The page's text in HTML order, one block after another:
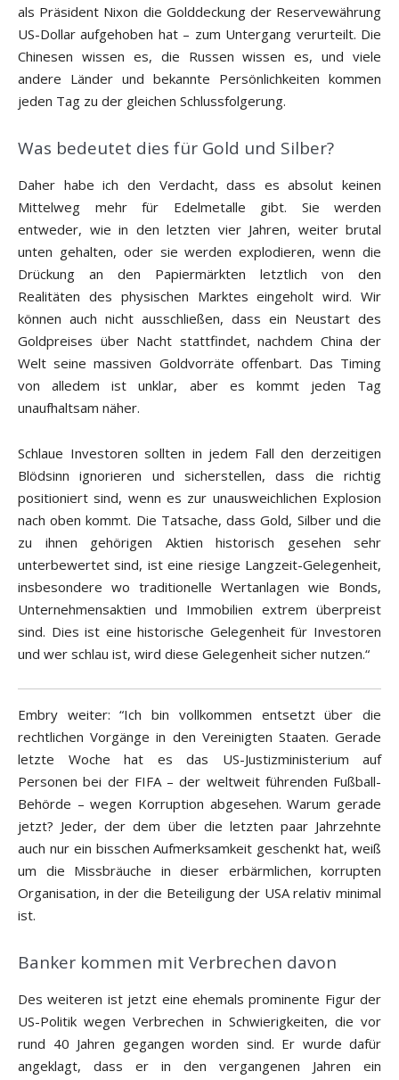
als Präsident Nixon die Golddeckung der Reservewährung
US-Dollar aufgehoben hat – zum Untergang verurteilt. Die
Chinesen wissen es, die Russen wissen es, und viele
andere Länder und bekannte Persönlichkeiten kommen
jeden Tag zu der gleichen Schlussfolgerung.
Was bedeutet dies für Gold und Silber?
Daher habe ich den Verdacht, dass es absolut keinen
Mittelweg mehr für Edelmetalle gibt. Sie werden
entweder, wie in den letzten vier Jahren, weiter brutal
unten gehalten, oder sie werden explodieren, wenn die
Drückung an den Papiermärkten letztlich von den
Realitäten des physischen Marktes eingeholt wird. Wir
können auch nicht ausschließen, dass ein Neustart des
Goldpreises über Nacht stattfindet, nachdem China der
Welt seine massiven Goldvorräte offenbart. Das Timing
von alledem ist unklar, aber es kommt jeden Tag
unaufhaltsam näher.
Schlaue Investoren sollten in jedem Fall den derzeitigen
Blödsinn ignorieren und sicherstellen, dass die richtig
positioniert sind, wenn es zur unausweichlichen Explosion
nach oben kommt. Die Tatsache, dass Gold, Silber und die
zu ihnen gehörigen Aktien historisch gesehen sehr
unterbewertet sind, ist eine riesige Langzeit-Gelegenheit,
insbesondere wo traditionelle Wertanlagen wie Bonds,
Unternehmensaktien und Immobilien extrem überpreist
sind. Dies ist eine historische Gelegenheit für Investoren
und wer schlau ist, wird diese Gelegenheit sicher nutzen.“
Embry weiter: “Ich bin vollkommen entsetzt über die
rechtlichen Vorgänge in den Vereinigten Staaten. Gerade
letzte Woche hat es das US-Justizministerium auf
Personen bei der FIFA – der weltweit führenden Fußball-
Behörde – wegen Korruption abgesehen. Warum gerade
jetzt? Jeder, der dem über die letzten paar Jahrzehnte
auch nur ein bisschen Aufmerksamkeit geschenkt hat, weiß
um die Missbräuche in dieser erbärmlichen, korrupten
Organisation, in der die Beteiligung der USA relativ minimal
ist.
Banker kommen mit Verbrechen davon
Des weiteren ist jetzt eine ehemals prominente Figur der
US-Politik wegen Verbrechen in Schwierigkeiten, die vor
rund 40 Jahren gegangen worden sind. Er wurde dafür
angeklagt, dass er in den vergangenen Jahren ein